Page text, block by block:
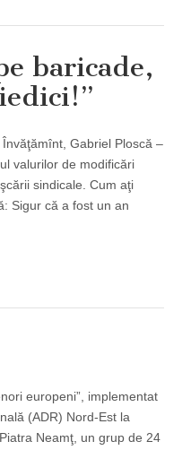
baricade,
Gabriel Ploscă –
valurilor de modificări
sindicale. Cum aţi
Sigur că a fost un an
europeni”, implementat
(ADR) Nord-Est la
Neamţ, un grup de 24